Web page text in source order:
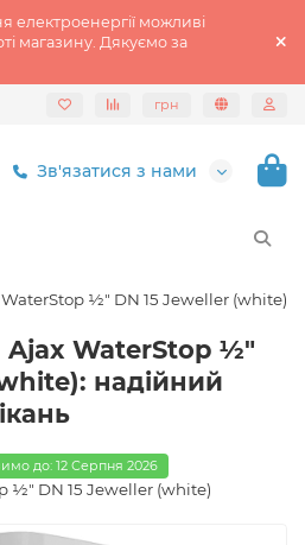
електроенергії можливі
магазину. Дякуємо за
грн
Зв'язатися з нами
½" DN 15 Jeweller (white)
Ajax WaterStop ½"
надійний
до: 12 Серпня 2026
½" DN 15 Jeweller (white)